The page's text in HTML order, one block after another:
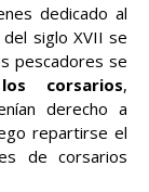
dedicado al
siglo XVII se
pescadores se
corsarios,
derecho a
repartirse el
de corsarios